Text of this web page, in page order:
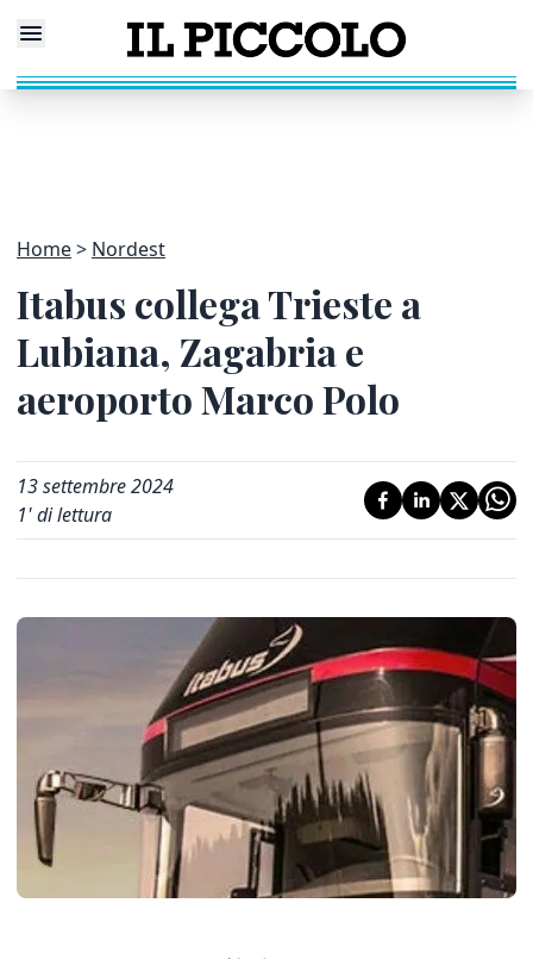
Home Nordest
Itabus collega Trieste a
Lubiana, Zagabria e
aeroporto Marco Polo
13 settembre 2024
1' di lettura